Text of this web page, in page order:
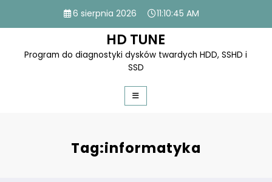
content
6 sierpnia 2026 11:10:45 AM
HD TUNE
Program do diagnostyki dysków twardych HDD, SSHD i
SSD
Tag:informatyka